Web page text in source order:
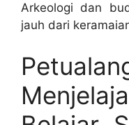
Arkeologi dan
jauh dari